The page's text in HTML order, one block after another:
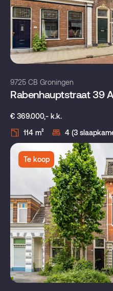
9725 CB Groningen
Rabenhauptstraat 39 A
€ 369.000,- k.k.
114 m²
4 (3
Te koop